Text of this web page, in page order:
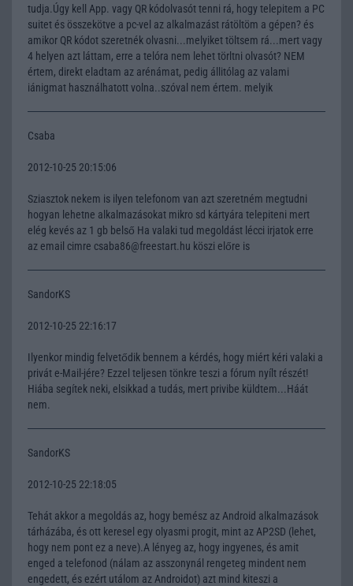
tudja.Úgy kell App. vagy QR kódolvasót tenni rá, hogy telepitem a PC
suitet és összekötve a pc-vel az alkalmazást rátöltöm a gépen? és
amikor QR kódot szeretnék olvasni...melyiket töltsem rá...mert vagy
4 helyen azt láttam, erre a telóra nem lehet törltni olvasót? NEM
értem, direkt eladtam az arénámat, pedig állitólag az valami
iánigmat használhatott volna..szóval nem értem. melyik
Csaba
2012-10-25 20:15:06
Sziasztok nekem is ilyen telefonom van azt szeretném megtudni
hogyan lehetne alkalmazásokat mikro sd kártyára telepiteni mert
elég kevés az 1 gb belső Ha valaki tud megoldást lécci irjatok erre
az email cimre csaba86@freestart.hu köszi előre is
SandorKS
2012-10-25 22:16:17
Ilyenkor mindig felvetődik bennem a kérdés, hogy miért kéri valaki a
privát e-Mail-jére? Ezzel teljesen tönkre teszi a fórum nyílt részét!
Hiába segítek neki, elsikkad a tudás, mert privibe küldtem...Háát
nem.
SandorKS
2012-10-25 22:18:05
Tehát akkor a megoldás az, hogy bemész az Android alkalmazások
tárházába, és ott keresel egy olyasmi progit, mint az AP2SD (lehet,
hogy nem pont ez a neve).A lényeg az, hogy ingyenes, és amit
enged a telefonod (nálam az asszonynál rengeteg mindent nem
engedett, és ezért utálom az Androidot) azt mind kiteszi a